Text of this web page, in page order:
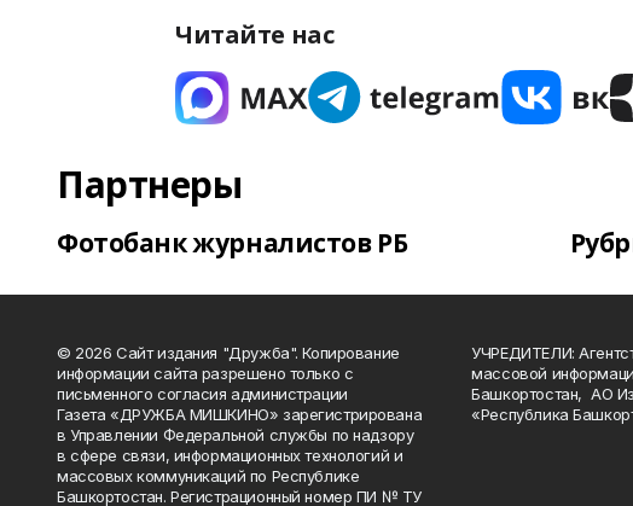
Читайте нас
Партнеры
Фотобанк журналистов РБ
© 2026 Сайт издания "Дружба". Копирование
информации сайта разрешено только с
письменного согласия администрации
Газета «ДРУЖБА МИШКИНО» зарегистрирована
в Управлении Федеральной службы по надзору
в сфере связи, информационных технологий и
массовых коммуникаций по Республике
Башкортостан. Регистрационный номер ПИ № ТУ
УЧРЕДИТЕЛИ:
массовой
Башкортостан, АО
«Республика